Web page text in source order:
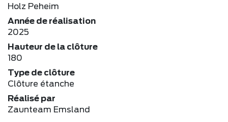
Holz Peheim
Année de réalisation
2025
Hauteur de la clôture
180
Type de clôture
Clôture étanche
Réalisé par
Zaunteam Emsland